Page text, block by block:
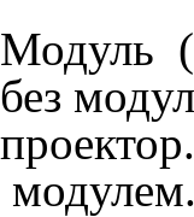
Модуль (
без
модулем.